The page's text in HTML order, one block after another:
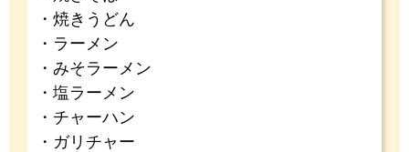
・焼きうどん
・ラーメン
・みそラーメン
・塩ラーメン
・チャーハン
・ガリチャー